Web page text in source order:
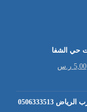
حي الشفا
5,00 ر.س
0506333513